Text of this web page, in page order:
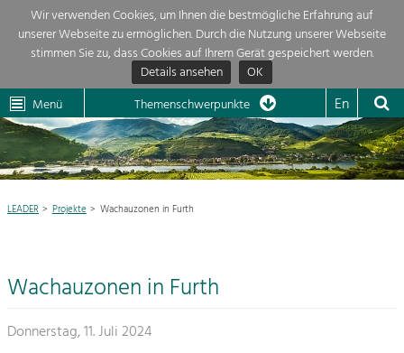
Wir verwenden Cookies, um Ihnen die bestmögliche Erfahrung auf
unserer Webseite zu ermöglichen. Durch die Nutzung unserer Webseite
stimmen Sie zu, dass Cookies auf Ihrem Gerät gespeichert werden.
Details ansehen
OK
Dunkelsteinerwald Klima
Menü Themenschwerpunkte En
Aktuelles 
Region 
Projekte
Mein Projekt
Themenübersicht
Die Regionalentwicklung in unserer Region ist sehr vielfältig. Deshalb
geben wir hier eine Übersicht über unsere Themenschwerpunkte. Für
mehr Informationen einfach das Thema anklicken und schon werden alle
Projekte in diesem Kontext angezeigt.
Natur- &
Baukultur
LEADER Projekte Wachauzonen in Furth
Wachauzonen in Furth
Donnerstag, 11. Juli 2024